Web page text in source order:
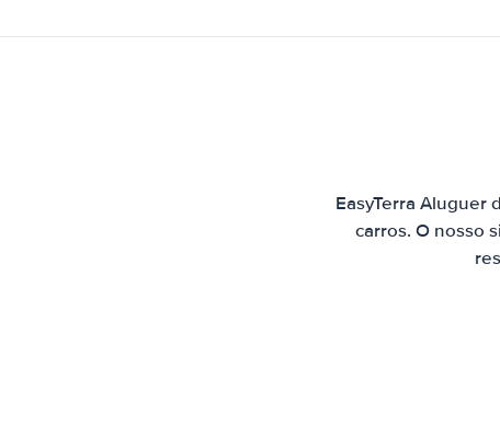
EasyTerra Aluguer
carros. O nosso